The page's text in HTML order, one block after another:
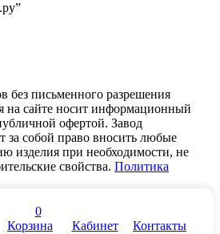
без письменного разрешения
на сайте носит информационный
офертой. Завод
за собой право вносить любые
изделия при необходимости, не
свойства. Политика
0
Корзина
Кабинет Контакты